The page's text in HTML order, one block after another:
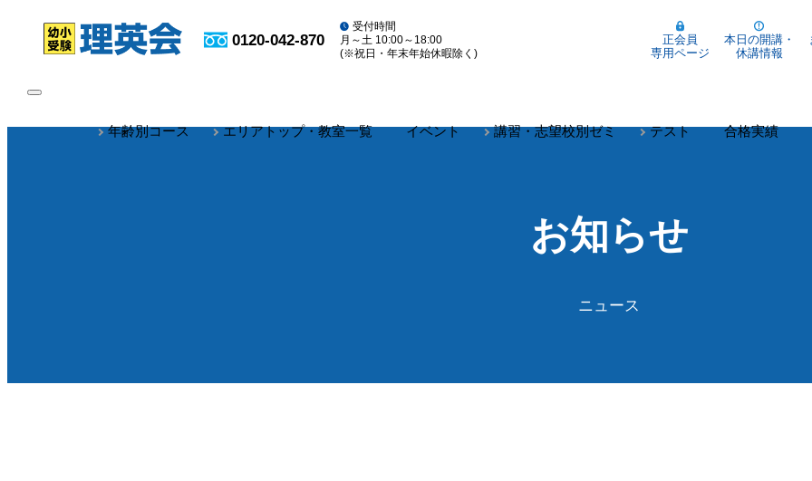
0120-042-870
受付時間
月～土 10:00～18:00
(※祝日・年末年始休暇除く)
正会員
専用ページ
本日の開講・
休講情報
toggle
年齢別コース エリアトップ・教室一覧 イベント 講習・志望校別ゼミ テスト 合格実績
お知らせ
ニュース